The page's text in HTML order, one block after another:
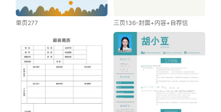
单页277 三页136-封面+内容+自荐信